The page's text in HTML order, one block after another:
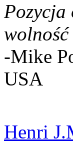
Pozycja
wolność
-Mike
USA
Henri